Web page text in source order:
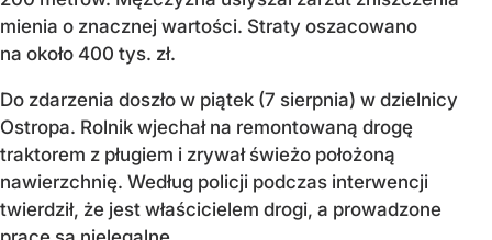
mienia o znacznej wartości. Straty oszacowano
na około 400 tys. zł.
Do zdarzenia doszło w piątek (7 sierpnia) w dzielnicy
Ostropa. Rolnik wjechał na remontowaną drogę
traktorem z pługiem i zrywał świeżo położoną
nawierzchnię. Według policji podczas interwencji
twierdził, że jest właścicielem drogi, a prowadzone